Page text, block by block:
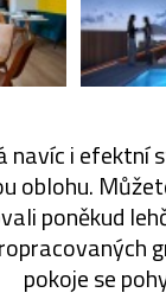
navíc i efektní
oblohu.
poněkud
pokoje se